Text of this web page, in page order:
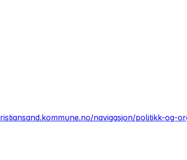
navigasjon/politikk-og-